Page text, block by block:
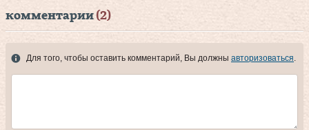
комментарии(2)
Для того, чтобы оставить комментарий, Вы должны авторизоваться.